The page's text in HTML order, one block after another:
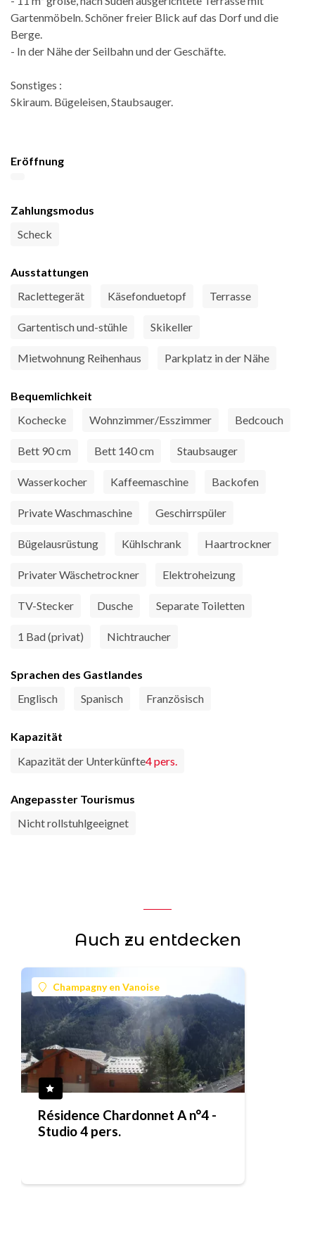
Gartenmöbeln. Schöner freier Blick auf das Dorf und die
Berge.
- In der Nähe der Seilbahn und der Geschäfte.
Sonstiges :
Skiraum. Bügeleisen, Staubsauger.
Eröffnung
Zahlungsmodus
Scheck
Ausstattungen
Raclettegerät
Käsefonduetopf Terrasse
Gartentisch und-stühle Skikeller
Mietwohnung Reihenhaus Parkplatz in der Nähe
Bequemlichkeit
Kochecke
Wohnzimmer/Esszimmer Bedcouch
Bett 90 cm Bett 140 cm Staubsauger
Wasserkocher Kaffeemaschine Backofen
Private Waschmaschine Geschirrspüler
Bügelausrüstung Kühlschrank Haartrockner
Privater Wäschetrockner Elektroheizung
TV-Stecker Dusche Separate Toiletten
1 Bad (privat) Nichtraucher
Sprachen des Gastlandes
Englisch
Spanisch Französisch
Kapazität
Kapazität der Unterkünfte4 pers.
Angepasster Tourismus
Nicht rollstuhlgeeignet
Auch zu entdecken
Champagny en Vanoise
Résidence Chardonnet A n°4 -
Studio 4 pers.